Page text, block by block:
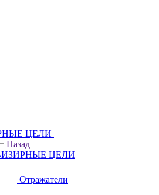
ЦЕЛИ
Назад
ЦЕЛИ
Отражатели